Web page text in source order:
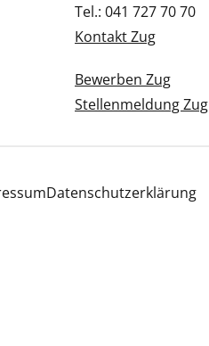
Tel.: 041 727 70 70
Kontakt Zug
Bewerben Zug
Stellenmeldung Zug
Datenschutzerklärung